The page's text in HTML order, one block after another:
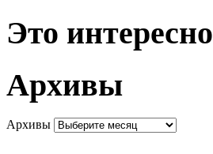
Это интересно
Архивы
Архивы